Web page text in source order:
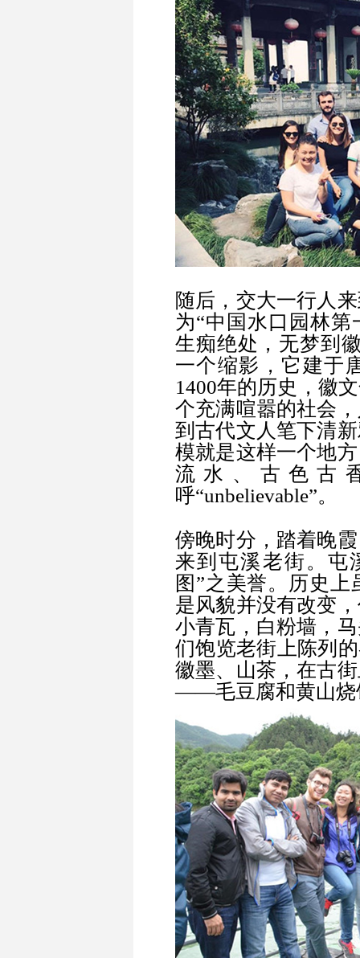
随后，交大一行人
为“中国水口园林第
生痴绝处，无梦到
一个缩影，它建于
1400年的历史，徽
个充满喧嚣的社会
到古代文人笔下清
模就是这样一个地
流水、古色古
呼“unbelievable”。
傍晚时分，踏着晚
来到屯溪老街。屯
图”之美誉。历史
是风貌并没有改变
小青瓦，白粉墙，
们饱览老街上陈列
徽墨、山茶，在古
——毛豆腐和黄山